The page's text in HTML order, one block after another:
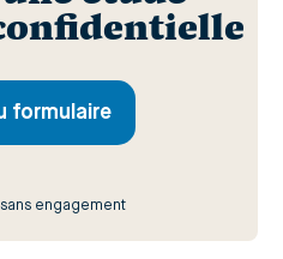
formulaire
engagement